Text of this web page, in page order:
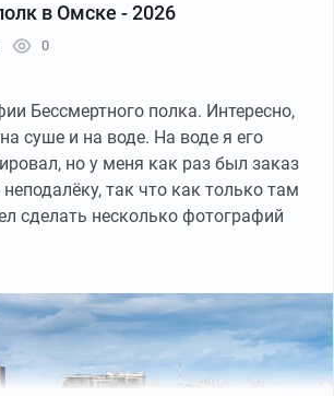
в Омске - 2026
0
Бессмертного полка. Интересно,
суше и на воде. На воде я его
но у меня как раз был заказ
так что как только там
сделать несколько фотографий